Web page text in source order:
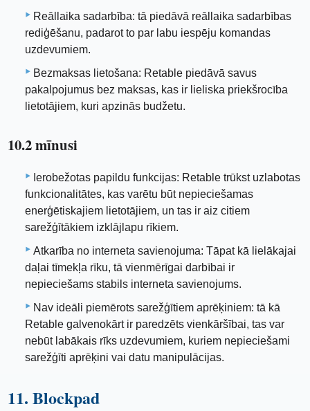
Reāllaika sadarbība: tā piedāvā reāllaika sadarbības
rediģēšanu, padarot to par labu iespēju komandas
uzdevumiem.
Bezmaksas lietošana: Retable piedāvā savus
pakalpojumus bez maksas, kas ir lieliska priekšrocība
lietotājiem, kuri apzinās budžetu.
10.2 mīnusi
Ierobežotas papildu funkcijas: Retable trūkst uzlabotas
funkcionalitātes, kas varētu būt nepieciešamas
enerģētiskajiem lietotājiem, un tas ir aiz citiem
sarežģītākiem izklājlapu rīkiem.
Atkarība no interneta savienojuma: Tāpat kā lielākajai
daļai tīmekļa rīku, tā vienmērīgai darbībai ir
nepieciešams stabils interneta savienojums.
Nav ideāli piemērots sarežģītiem aprēķiniem: tā kā
Retable galvenokārt ir paredzēts vienkāršībai, tas var
nebūt labākais rīks uzdevumiem, kuriem nepieciešami
sarežģīti aprēķini vai datu manipulācijas.
11. Blockpad